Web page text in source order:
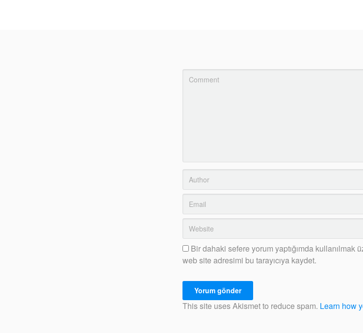
Bir dahaki sefere yorum yaptığımda kullanılmak
web site adresimi bu tarayıcıya kaydet.
This site uses Akismet to reduce spam. Learn how